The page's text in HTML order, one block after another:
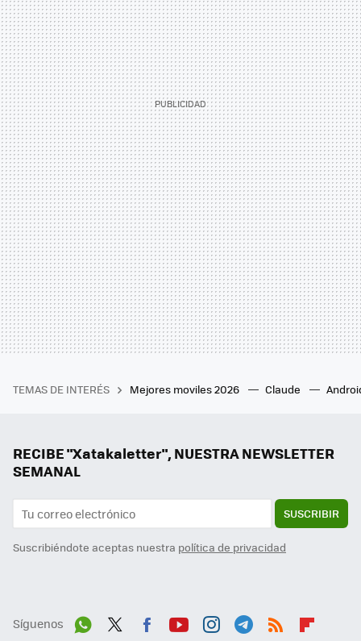
TEMAS DE INTERÉS Mejores moviles 2026 Claude
RECIBE "Xatakaletter", NUESTRA NEWSLETTER
SEMANAL
SUSCRIBIR
Suscribiéndote aceptas nuestra política de privacidad
Síguenos